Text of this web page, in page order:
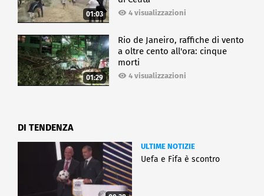
01:03 4 visualizzazioni
01:29
Rio de Janeiro, raffiche di vento
a oltre cento all'ora: cinque
morti
4 visualizzazioni
DI TENDENZA
ULTIME NOTIZIE
Uefa e Fifa è scontro